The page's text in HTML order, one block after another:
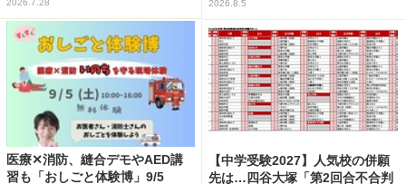
2026.7.28 2026.8.5
医療✕消防、縫合デモやAED講
習も「おしごと体験博」9/5
【中学受験2027】人気校の併願
先は…四谷大塚「第2回合不合判